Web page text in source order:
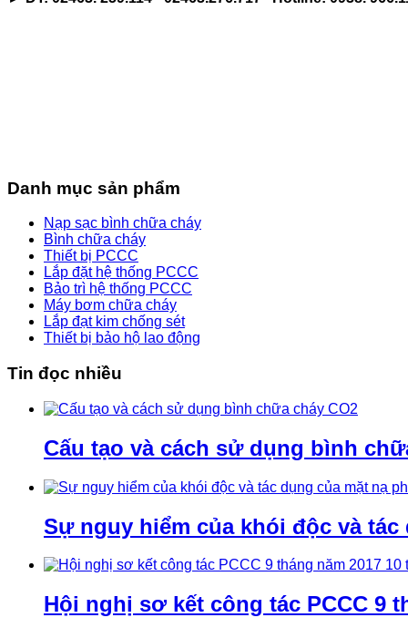
Danh mục sản phẩm
Nạp sạc bình chữa cháy
Bình chữa cháy
Thiết bị PCCC
Lắp đặt hệ thống PCCC
Bảo trì hệ thống PCCC
Máy bơm chữa cháy
Lắp đạt kim chống sét
Thiết bị bảo hộ lao động
Tin đọc nhiều
Cấu tạo và cách sử dụng bình
Sự nguy hiểm của khói độc và
Hội nghị sơ kết công tác PCCC 9